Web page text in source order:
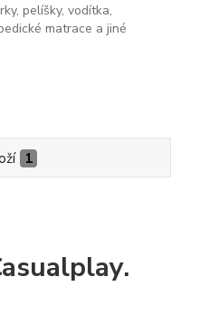
pelíšky, vodítka,
matrace a jiné
1